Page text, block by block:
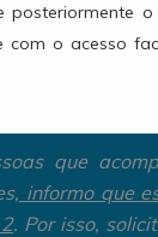
posteriormente
com o acesso
que
informo que
. Por isso,